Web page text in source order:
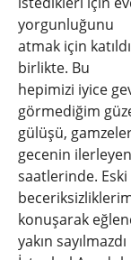
yorgunluğunu
atmak için
birlikte. Bu
hepimizi iyice
görmediğim
gülüşü,
gecenin ilerleyen
saatlerinde.
konuşarak
yakın sayılmazdı